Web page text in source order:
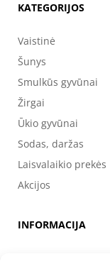
KATEGORIJOS
Vaistinė
Šunys
Smulkūs gyvūnai
Žirgai
Ūkio gyvūnai
Sodas, daržas
Laisvalaikio prekės
Akcijos
INFORMACIJA